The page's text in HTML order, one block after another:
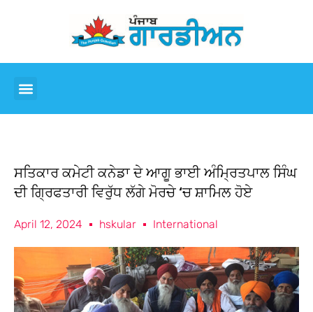
ਸਤਿਕਾਰ ਕਮੇਟੀ ਕਨੇਡਾ ਦੇ ਆਗੂ ਭਾਈ ਅੰਮ੍ਰਿਤਪਾਲ ਸਿੰਘ
ਦੀ ਗ੍ਰਿਫਤਾਰੀ ਵਿਰੁੱਧ ਲੱਗੇ ਮੋਰਚੇ ‘ਚ ਸ਼ਾਮਿਲ ਹੋਏ
April 12, 2024 hskular International